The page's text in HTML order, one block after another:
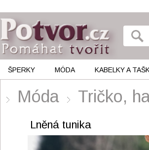
ŠPERKY MÓDA KABELKY A
Móda Tričko,
Lněná tunika